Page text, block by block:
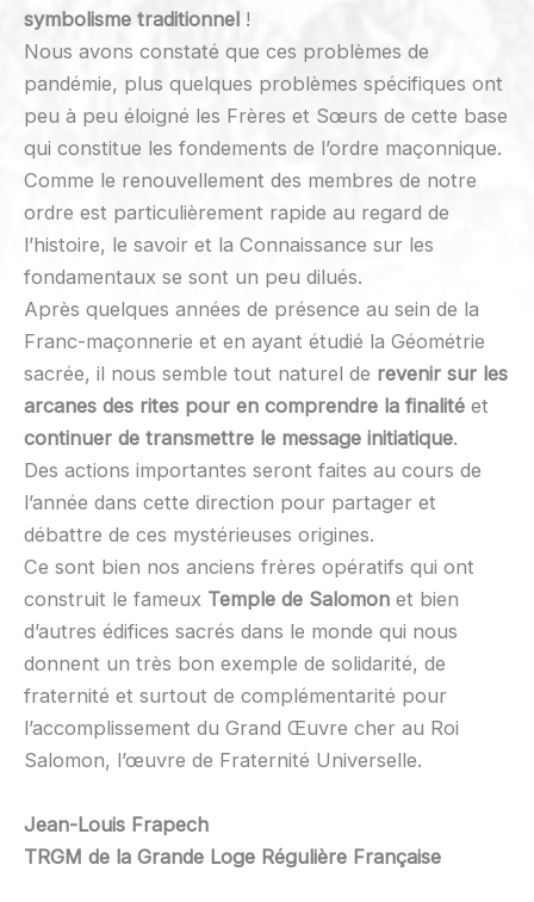
symbolisme traditionnel !
Nous avons constaté que ces problèmes de
pandémie, plus quelques problèmes spécifiques ont
peu à peu éloigné les Frères et Sœurs de cette base
qui constitue les fondements de l’ordre maçonnique.
Comme le renouvellement des membres de notre
ordre est particulièrement rapide au regard de
l’histoire, le savoir et la Connaissance sur les
fondamentaux se sont un peu dilués.
Après quelques années de présence au sein de la
Franc-maçonnerie et en ayant étudié la Géométrie
sacrée, il nous semble tout naturel de revenir sur les
arcanes des rites pour en comprendre la finalité et
continuer de transmettre le message initiatique.
Des actions importantes seront faites au cours de
l’année dans cette direction pour partager et
débattre de ces mystérieuses origines.
Ce sont bien nos anciens frères opératifs qui ont
construit le fameux Temple de Salomon et bien
d’autres édifices sacrés dans le monde qui nous
donnent un très bon exemple de solidarité, de
fraternité et surtout de complémentarité pour
l’accomplissement du Grand Œuvre cher au Roi
Salomon, l’œuvre de Fraternité Universelle.
Jean-Louis Frapech
TRGM de la Grande Loge Régulière Française